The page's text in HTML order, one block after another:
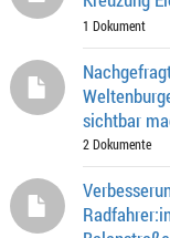
1 Dokument
sichtbar
2 Dokumente